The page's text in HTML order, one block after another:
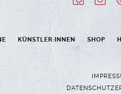
KÜNSTLER:INNEN SHOP